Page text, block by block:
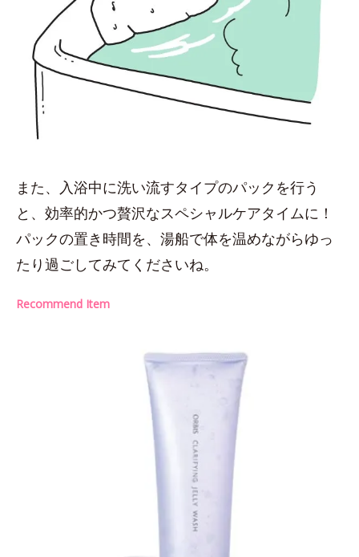
また、入浴中に洗い流すタイプのパックを行う
と、効率的かつ贅沢なスペシャルケアタイムに！
パックの置き時間を、湯船で体を温めながらゆっ
たり過ごしてみてくださいね。
Recommend Item